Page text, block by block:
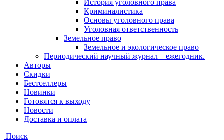
История уголовного права
Криминалистика
Основы уголовного права
Уголовная ответственность
Земельное право
Земельное и экологическое право
Периодический научный журнал – ежегодник.
Авторы
Скидки
Бестселлеры
Новинки
Готовятся к выходу
Новости
Доставка и оплата
Поиск